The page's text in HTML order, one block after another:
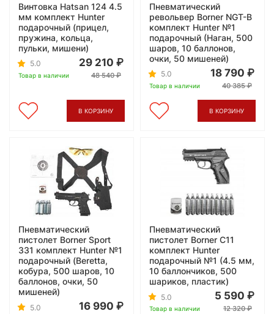
Винтовка Hatsan 124 4.5
мм комплект Hunter
подарочный (прицел,
пружина, кольца,
пульки, мишени)
5.0
Товар в наличии
29 210
48 540
В КОРЗИНУ
Пневматический
револьвер Borner NGT-B
комплект Hunter №1
подарочный (Наган, 500
шаров, 10 баллонов,
очки, 50 мишеней)
5.0
Товар в наличии
18 790
40 385
В КОРЗИНУ
Пневматический
пистолет Borner Sport
331 комплект Hunter №1
подарочный (Beretta,
кобура, 500 шаров, 10
баллонов, очки, 50
мишеней)
5.0 16 990
Пневматический
пистолет Borner C11
комплект Hunter
подарочный №1 (4.5 мм,
10 баллончиков, 500
шариков, пластик)
5.0
Товар в наличии
5 590
12 320